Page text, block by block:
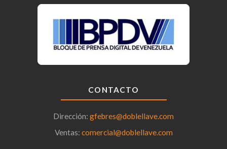
CONTACTO
Dirección: gfebres@doblellave.com
Ventas: comercial@doblellave.com